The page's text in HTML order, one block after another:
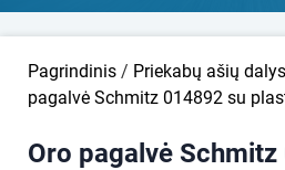
Pagrindinis / Priekabų ašių dalys
pagalvė Schmitz 014892 su
Oro pagalvė